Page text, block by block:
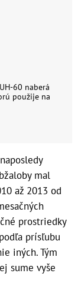
60 naberá
použije na
mal
až 2013 od
prostriedky
prísľubu
iných. Tým
sume vyše